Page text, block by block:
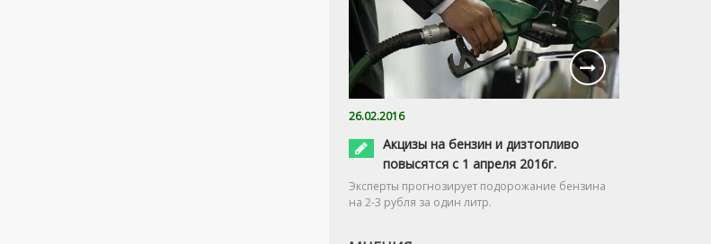
26.02.2016
Акцизы на бензин и дизтопливо
повысятся с 1 апреля 2016г.
Эксперты прогнозирует подорожание бензина
на 2-3 рубля за один литр.